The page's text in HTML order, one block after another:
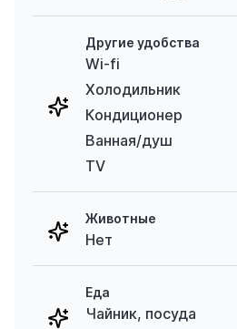
Другие удобства
Wi-fi
Холодильник
Кондиционер
Ванная/душ
TV
Животные
Нет
Еда
Чайник, посуда